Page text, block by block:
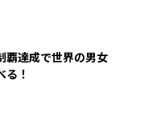
覇達成で世界の男女
る！